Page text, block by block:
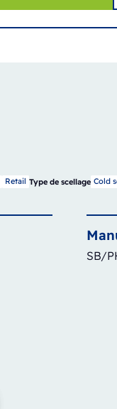
Retail Type de scellage Cold
SB/